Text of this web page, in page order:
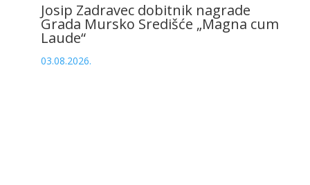
Josip Zadravec dobitnik nagrade
Grada Mursko Središće „Magna cum
Laude“
03.08.2026.